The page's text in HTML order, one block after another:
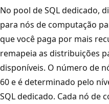
No pool de SQL dedicado,
para nós de computação
que você paga por mais
remapeia as distribuições
disponíveis. O número de
60 e é determinado pelo
SQL dedicado. Cada nó de